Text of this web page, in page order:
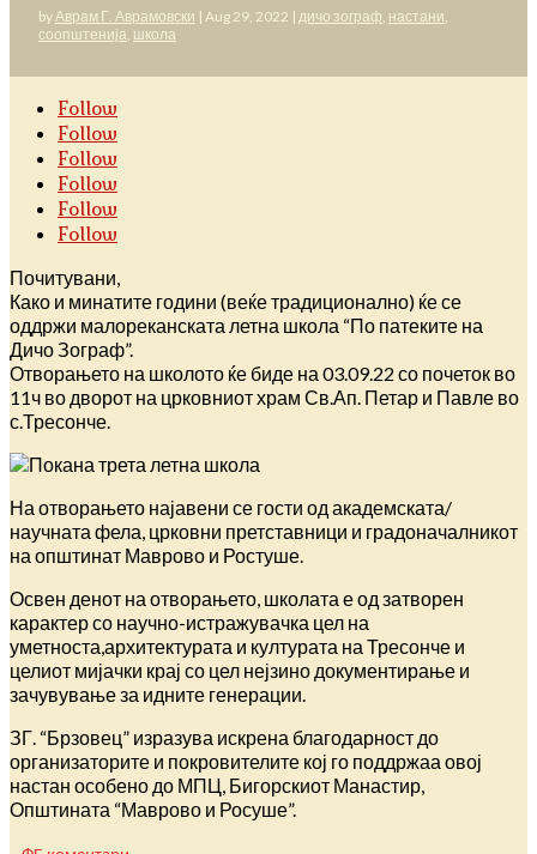
byАврам Г. Аврамовски | Aug 29, 2022 | дичо зограф, настани,
соопштенија, школа
Follow
Follow
Follow
Follow
Follow
Follow
Почитувани,
Како и минатите години (веќе традиционално) ќе се
оддржи малореканската летна школа “По патеките на
Дичо Зограф”.
Отворањето на школото ќе биде на 03.09.22 со почеток во
11ч во дворот на црковниот храм Св.Ап. Петар и Павле во
с.Тресонче.
На отворањето најавени се гости од академската/
научната фела, црковни претставници и градоначалникот
на општинат Маврово и Ростуше.
Освен денот на отворањето, школата е од затворен
карактер со научно-истражувачка цел на
уметноста,архитектурата и културата на Тресонче и
целиот мијачки крај со цел нејзино документирање и
зачувување за идните генерации.
ЗГ. “Брзовец” изразува искрена благодарност до
организаторите и покровителите кој го поддржаа овој
настан особено до МПЦ, Бигорскиот Манастир,
Општината “Маврово и Росуше”.